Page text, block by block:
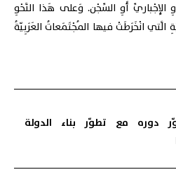
أَوِ السِّجْن. وَعلى هَذا النَّحْوِ
الَّتي انْخَرَطَتْ فيها المُجْتَمَعاتُ العَرَبِيّةُ
دوره مع تطوّر بناء الدولة